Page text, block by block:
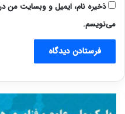
ذخیره نام، ایمیل و وبسایت من
می‌نویسم.